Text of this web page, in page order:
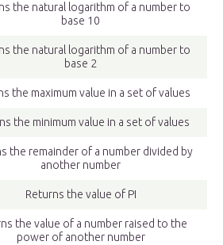
the natural logarithm of a number to
base 10
the natural logarithm of a number to
base 2
the maximum value in a set of values
the minimum value in a set of values
the remainder of a number divided by
another number
Returns the value of PI
the value of a number raised to the
power of another number